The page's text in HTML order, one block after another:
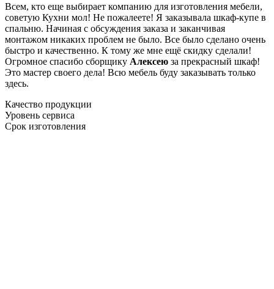
Всем, кто еще выбирает компанию для изготовления мебели,
советую Кухни мол! Не пожалеете! Я заказывала шкаф-купе в
спальню. Начиная с обсуждения заказа и заканчивая
монтажом никаких проблем не было. Все было сделано очень
быстро и качественно. К тому же мне ещё скидку сделали!
Огромное спасибо сборщику Алексею за прекрасный шкаф!
Это мастер своего дела! Всю мебель буду заказывать только
здесь.
Качество продукции
Уровень сервиса
Срок изготовления